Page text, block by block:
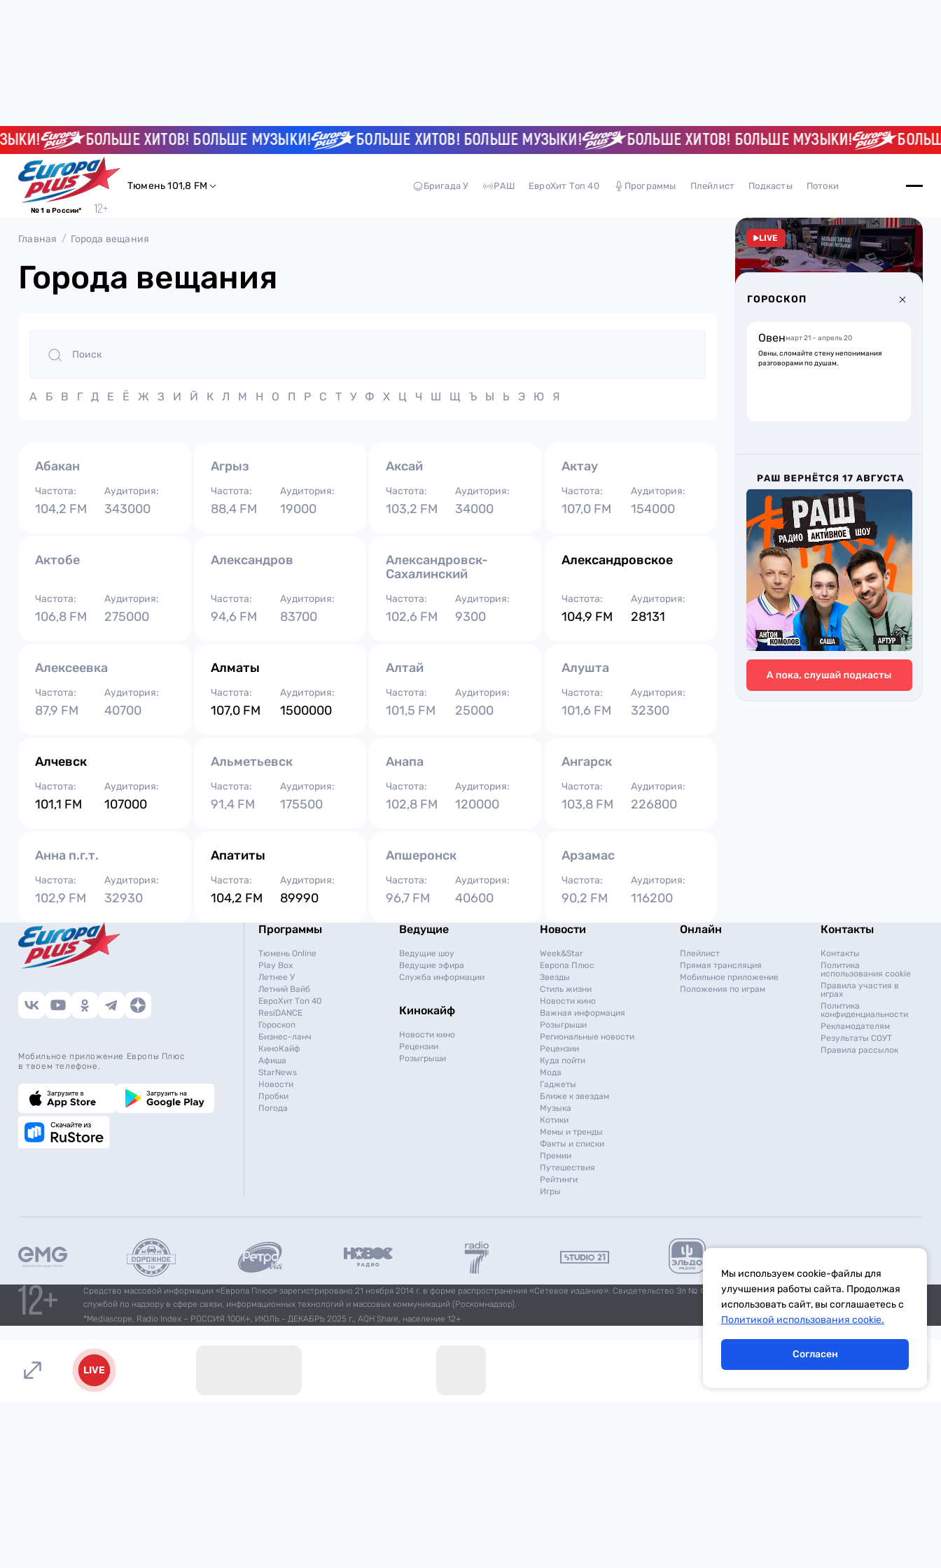
БОЛЬШЕ ХИТОВ! БОЛЬШЕ МУЗЫКИ! БОЛЬШЕ ХИТОВ! БОЛЬШЕ МУЗЫКИ! БОЛЬШЕ ХИТОВ! БОЛЬШЕ МУЗЫКИ! БОЛЬШЕ
№ 1 в России*
Тюмень 101,8 FM Бригада У РАШ ЕвроХит Топ 40 Программы Плейлист Подкасты Потоки
Главная Города вещания
Города вещания
А Б В Г Д Е Ё Ж З И Й К Л М Н О П Р С Т У Ф Х Ц Ч Ш Щ Ъ Ы Ь Э Ю Я
Абакан
Частота:
104,2 FM
Аудитория:
343000
Агрыз
Частота:
88,4 FM
Аудитория:
19000
Аксай
Частота:
103,2 FM
Аудитория:
34000
Актау
Частота:
107,0 FM
Аудитория:
154000
Актобе
Частота:
106,8 FM
Аудитория:
275000
Александров
Частота:
94,6 FM
Аудитория:
83700
Александровск-
Сахалинский
Частота:
102,6 FM
Аудитория:
9300
Александровское
Частота:
104,9 FM
Аудитория:
28131
Алексеевка
Частота:
87,9 FM
Аудитория:
40700
Алматы
Частота:
107,0 FM
Аудитория:
1500000
Алтай
Частота:
101,5 FM
Аудитория:
25000
Алушта
Частота:
101,6 FM
Аудитория:
32300
Алчевск
Частота:
101,1 FM
Аудитория:
107000
Альметьевск
Частота:
91,4 FM
Аудитория:
175500
Анапа
Частота:
102,8 FM
Аудитория:
120000
Ангарск
Частота:
103,8 FM
Аудитория:
226800
Анна п.г.т.
Частота:
102,9 FM
Аудитория:
32930
Апатиты
Частота:
104,2 FM
Аудитория:
89990
Апшеронск
Частота:
96,7 FM
Аудитория:
40600
Арзамас
Частота:
90,2 FM
Аудитория:
116200
LIVE
ГОРОСКОП
Овенмарт 21 – апрель 20
Овны, сломайте стену непонимания
разговорами по душам.
Мобильное приложение Европы Плюс
в твоем телефоне.
Программы
Тюмень Online
Play Box
Летнее У
Летний Вайб
ЕвроХит Топ 40
ResiDANCE
Гороскоп
Бизнес-ланч
КиноКайф
Афиша
StarNews
Новости
Пробки
Погода
Ведущие
Ведущие шоу
Ведущие эфира
Служба информации
Кинокайф
Новости кино
Рецензии
Розыгрыши
Новости
Week&Star
Европа Плюс
Звезды
Стиль жизни
Новости кино
Важная информация
Розыгрыши
Региональные новости
Рецензии
Куда пойти
Мода
Гаджеты
Ближе к звездам
Музыка
Котики
Мемы и тренды
Факты и списки
Премии
Путешествия
Рейтинги
Игры
Онлайн
Плейлист
Прямая трансляция
Мобильное приложение
Положения по играм
Контакты
Контакты
Политика
использования cookie
Правила участия в
играх
Политика
конфиденциальности
Рекламодателям
Результаты СОУТ
Правила рассылок
Средство массовой информации «Европа Плюс» зарегистрировано 21 ноября 2014 г. в форме распространения «Сетевое издание». Свидетельство Эл № ФС77-59972 от 21.11.2014 выдано Федеральной
службой по надзору в сфере связи, информационных технологий и массовых коммуникаций (Роскомнадзор).
*Mediascope, Radio Index – РОССИЯ 100К+, ИЮЛЬ - ДЕКАБРЬ 2025 г., AQH Share, население 12+
LIVE
Мы используем cookie-файлы для
улучшения работы сайта. Продолжая
использовать сайт, вы соглашаетесь с
Политикой использования cookie.
Согласен